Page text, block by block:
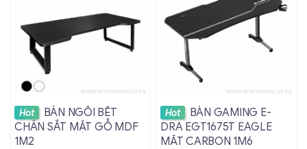
Xem chi tiết
Hot
BÀN NGỒI BỆT
CHÂN SẮT MẶT GỖ MDF
1M2
Xem chi tiết
Hot
BÀN GAMING E-
DRA EGT1675T EAGLE
MẶT CARBON 1M6